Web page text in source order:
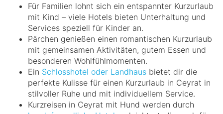
Für Familien lohnt sich ein entspannter Kurzurlaub
mit Kind – viele Hotels bieten Unterhaltung und
Services speziell für Kinder an.
Pärchen genießen einen romantischen Kurzurlaub
mit gemeinsamen Aktivitäten, gutem Essen und
besonderen Wohlfühlmomenten.
Ein Schlosshotel oder Landhaus bietet dir die
perfekte Kulisse für einen Kurzurlaub in Ceyrat in
stilvoller Ruhe und mit individuellem Service.
Kurzreisen in Ceyrat mit Hund werden durch